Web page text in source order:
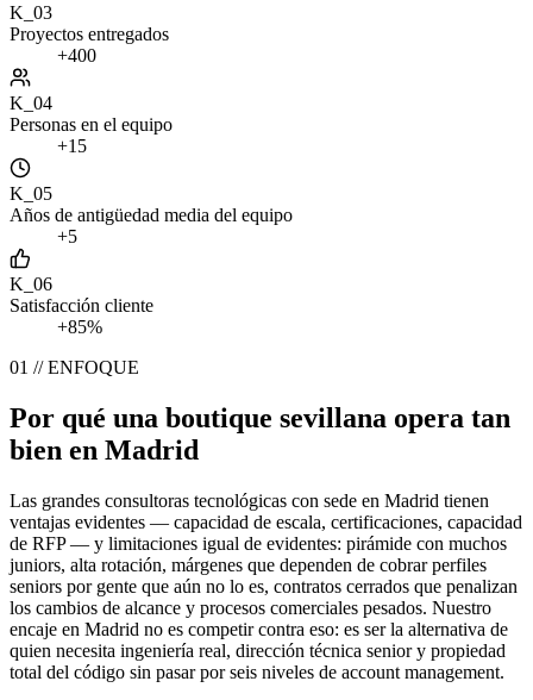
K_03
Proyectos entregados
+400
K_04
Personas en el equipo
+15
K_05
Años de antigüedad media del equipo
+5
K_06
Satisfacción cliente
+85%
01 // ENFOQUE
Por qué una boutique sevillana opera tan
bien en Madrid
Las grandes consultoras tecnológicas con sede en Madrid tienen
ventajas evidentes — capacidad de escala, certificaciones, capacidad
de RFP — y limitaciones igual de evidentes: pirámide con muchos
juniors, alta rotación, márgenes que dependen de cobrar perfiles
seniors por gente que aún no lo es, contratos cerrados que penalizan
los cambios de alcance y procesos comerciales pesados. Nuestro
encaje en Madrid no es competir contra eso: es ser la alternativa de
quien necesita ingeniería real, dirección técnica senior y propiedad
total del código sin pasar por seis niveles de account management.